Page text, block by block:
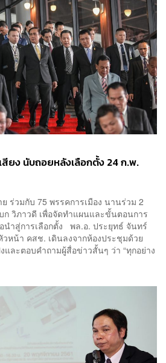
สียง นับถอยหลังเลือกตั้ง 24 ก.พ.
ร่วมกับ 75 พรรคการเมือง นานร่วม 2
ก วิภาวดี เพื่อจัดทำแผนและขั้นตอนการ
อนำสู่การเลือกตั้ง พล.อ.​ ประยุทธ์ จันทร์
หน้า คสช. เดินลงจากห้องประชุมด้วย
ละตอบคำถามผู้สื่อข่าวสั้นๆ ว่า “ทุกอย่าง